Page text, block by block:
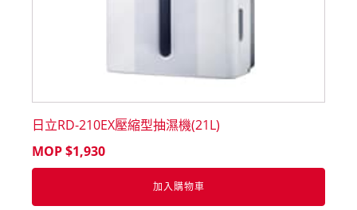
日立RD-210EX壓縮型抽濕機(21L)
MOP $1,930
加入購物車